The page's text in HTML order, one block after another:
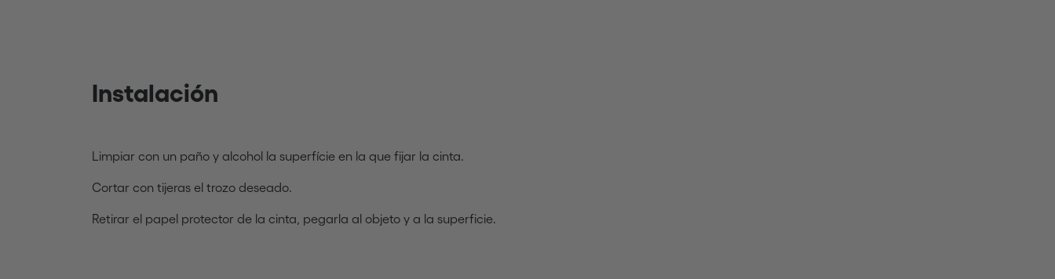
Instalación
Limpiar con un paño y alcohol la superfície en la que fijar la cinta.
Cortar con tijeras el trozo deseado.
Retirar el papel protector de la cinta, pegarla al objeto y a la superficie.